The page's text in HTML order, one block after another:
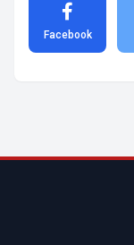
Facebook